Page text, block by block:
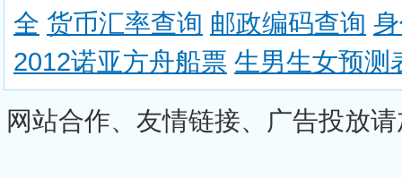
全 货币汇率查询 邮政编码查询
2012诺亚方舟船票 生男生女预测
网站合作、友情链接、广告投放